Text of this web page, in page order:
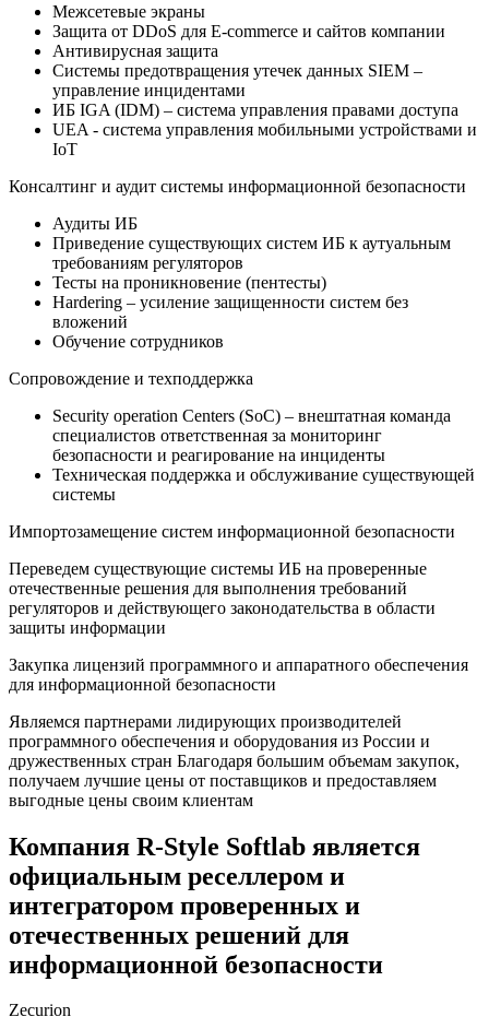
Межсетевые экраны
Защита от DDoS для E-commerce и сайтов компании
Антивирусная защита
Системы предотвращения утечек данных SIEM –
управление инцидентами
ИБ IGA (IDM) – система управления правами доступа
UЕA - система управления мобильными устройствами и
IoT
Консалтинг и аудит системы информационной безопасности
Аудиты ИБ
Приведение существующих систем ИБ к аутуальным
требованиям регуляторов
Тесты на проникновение (пентесты)
Hardering – усиление защищенности систем без
вложений
Обучение сотрудников
Сопровождение и техподдержка
Security operation Centers (SoC) – внештатная команда
специалистов ответственная за мониторинг
безопасности и реагирование на инциденты
Техническая поддержка и обслуживание существующей
системы
Импортозамещение систем информационной безопасности
Переведем существующие системы ИБ на проверенные
отечественные решения для выполнения требований
регуляторов и действующего законодательства в области
защиты информации
Закупка лицензий программного и аппаратного обеспечения
для информационной безопасности
Являемся партнерами лидирующих производителей
программного обеспечения и оборудования из России и
дружественных стран Благодаря большим объемам закупок,
получаем лучшие цены от поставщиков и предоставляем
выгодные цены своим клиентам
Компания R‑Style Softlab является
официальным реселлером и
интегратором проверенных и
отечественных решений для
информационной безопасности
Zecurion